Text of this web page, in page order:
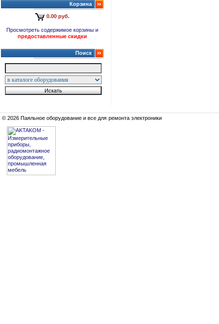
Корзина
0.00 руб.
Просмотреть содержимое корзины и
предоставленные скидки
Поиск
© 2026 Паяльное оборудование и все для ремонта электроники